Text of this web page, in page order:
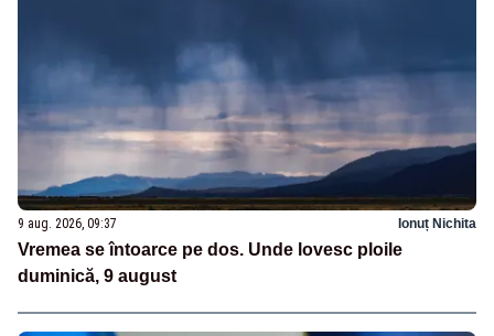
9 aug. 2026, 09:37 Ionuț Nichita
Vremea se întoarce pe dos. Unde lovesc ploile
duminică, 9 august